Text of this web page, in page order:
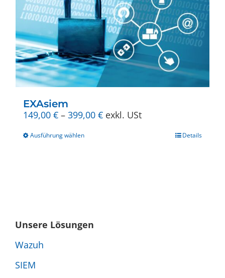
EXAsiem
149,00 € – 399,00 €Preisspanne:
exkl. USt
Ausführung wählenDieses
können
Details
Unsere Lösungen
Wazuh
SIEM